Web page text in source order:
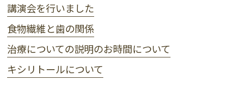
講演会を行いました
食物繊維と歯の関係
治療についての説明のお時間について
キシリトールについて